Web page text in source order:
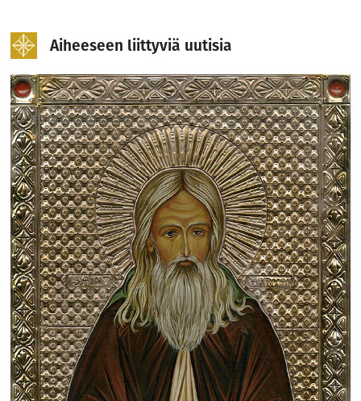
Aiheeseen liittyviä uutisia